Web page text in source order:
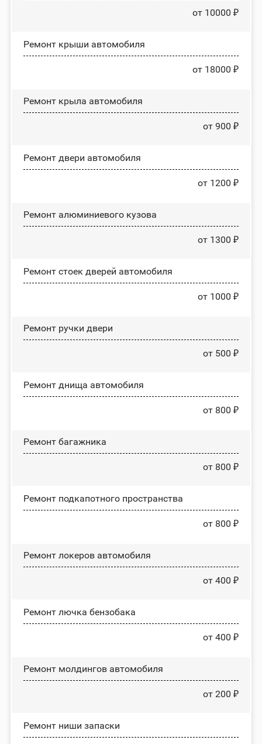
от 10000 ₽
Ремонт крыши автомобиля
от 18000 ₽
Ремонт крыла автомобиля
от 900 ₽
Ремонт двери автомобиля
от 1200 ₽
Ремонт алюминиевого кузова
от 1300 ₽
Ремонт стоек дверей автомобиля
от 1000 ₽
Ремонт ручки двери
от 500 ₽
Ремонт днища автомобиля
от 800 ₽
Ремонт багажника
от 800 ₽
Ремонт подкапотного пространства
от 800 ₽
Ремонт лoĸepoв автомобиля
от 400 ₽
Ремонт лючка бензобака
от 400 ₽
Ремонт молдингов автомобиля
от 200 ₽
Ремонт ниши запаски